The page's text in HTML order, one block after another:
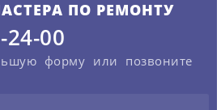
ПО РЕМОНТУ
24-00
форму или позвоните